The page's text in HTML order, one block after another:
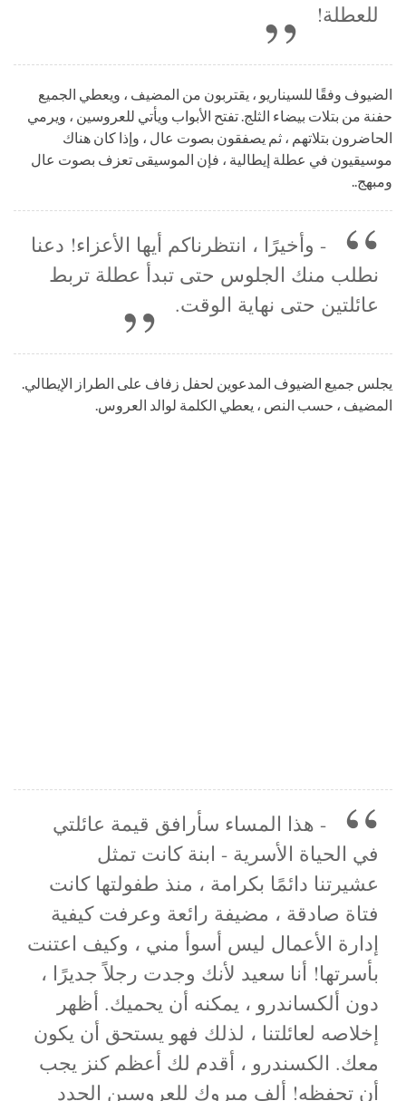
للعطلة!
الضيوف وفقًا للسيناريو ، يقتربون من المضيف ، ويعطي الجميع
حفنة من بتلات بيضاء الثلج. تفتح الأبواب ويأتي للعروسين ، ويرمي
الحاضرون بتلاتهم ، ثم يصفقون بصوت عال ، وإذا كان هناك
موسيقيون في عطلة إيطالية ، فإن الموسيقى تعزف بصوت عال
ومبهج..
- وأخيرًا ، انتظرناكم أيها الأعزاء! دعنا
نطلب منك الجلوس حتى تبدأ عطلة تربط
عائلتين حتى نهاية الوقت.
يجلس جميع الضيوف المدعوين لحفل زفاف على الطراز الإيطالي.
المضيف ، حسب النص ، يعطي الكلمة لوالد العروس.
- هذا المساء سأرافق قيمة عائلتي
في الحياة الأسرية - ابنة كانت تمثل
عشيرتنا دائمًا بكرامة ، منذ طفولتها كانت
فتاة صادقة ، مضيفة رائعة وعرفت كيفية
إدارة الأعمال ليس أسوأ مني ، وكيف اعتنت
بأسرتها! أنا سعيد لأنك وجدت رجلاً جديرًا ،
دون ألكساندرو ، يمكنه أن يحميك. أظهر
إخلاصه لعائلتنا ، لذلك فهو يستحق أن يكون
معك. الكسندرو ، أقدم لك أعظم كنز يجب
أن تحفظه! ألف مبروك للعروسين الجدد